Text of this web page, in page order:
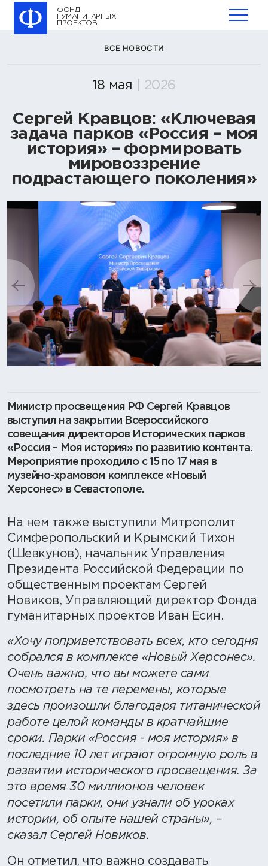
ФОНД
ГУМАНИТАРНЫХ
ПРОЕКТОВ
ВСЕ НОВОСТИ
18 мая | 2026
Сергей Кравцов: «Ключевая
задача парков «Россия – моя
история» – формировать
мировоззрение
подрастающего поколения»
Министр просвещения РФ Сергей Кравцов
выступил на закрытии Всероссийского
совещания директоров Исторических парков
«Россия – Моя история» по развитию контента.
Мероприятие проходило с 15 по 17 мая в
музейно-храмовом комплексе «Новый
Херсонес» в Севастополе.
На нем также выступили Митрополит
Симферопольский и Крымский Тихон
(Шевкунов), начальник Управления
Президента Российской Федерации по
общественным проектам Сергей
Новиков, Управляющий директор Фонда
гуманитарных проектов Иван Есин.
«Хочу поприветствовать всех, кто сегодня
собрался в комплексе «Новый Херсонес».
Очень важно, что вы можете сами
посмотреть на те перемены, которые
здесь произошли благодаря титанической
работе целой команды в кратчайшие
сроки. Парки «Россия - моя история» в
последние 10 лет играют огромную роль в
развитии исторического просвещения. За
это время 30 миллионов человек
посетили парки, они узнали об уроках
истории, об опыте нашей страны», –
сказал Сергей Новиков.
Он отметил, что важно создавать